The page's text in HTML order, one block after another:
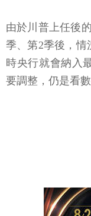
由於川普上任後
季、第2季後，情
時央行就會納入
要調整，仍是看數